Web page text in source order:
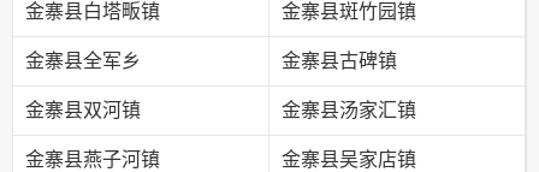
金寨县白塔畈镇 金寨县斑竹园镇
金寨县全军乡 金寨县古碑镇
金寨县双河镇 金寨县汤家汇镇
金寨县燕子河镇 金寨县吴家店镇